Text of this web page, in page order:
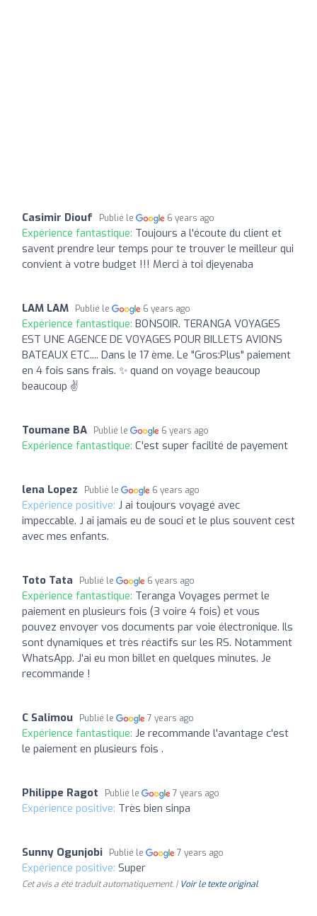
Casimir Diouf Publié le 6 years ago
Expérience fantastique: Toujours a l'écoute du client et
savent prendre leur temps pour te trouver le meilleur qui
convient à votre budget !!! Merci à toi djeyenaba
LAM LAM Publié le 6 years ago
Expérience fantastique: BONSOIR. TERANGA VOYAGES
EST UNE AGENCE DE VOYAGES POUR BILLETS AVIONS
BATEAUX ETC.... Dans le 17 ème. Le "Gros:Plus" paiement
en 4 fois sans frais. ✨ quand on voyage beaucoup
beaucoup ✌
Toumane BA Publié le 6 years ago
Expérience fantastique: C'est super facilité de payement
lena Lopez Publié le 6 years ago
Expérience positive: J ai toujours voyagé avec
impeccable. J ai jamais eu de souci et le plus souvent cest
avec mes enfants.
Toto Tata Publié le 6 years ago
Expérience fantastique: Teranga Voyages permet le
paiement en plusieurs fois (3 voire 4 fois) et vous
pouvez envoyer vos documents par voie électronique. Ils
sont dynamiques et très réactifs sur les RS. Notamment
WhatsApp. J'ai eu mon billet en quelques minutes. Je
recommande !
C Salimou Publié le 7 years ago
Expérience fantastique: Je recommande l'avantage c'est
le paiement en plusieurs fois .
Philippe Ragot Publié le 7 years ago
Expérience positive: Très bien sinpa
Sunny Ogunjobi Publié le 7 years ago
Expérience positive: Super
Cet avis a été traduit automatiquement. | Voir le texte original